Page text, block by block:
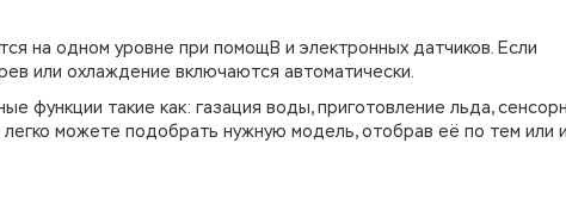
на одном уровне при помощB и электронных датчиков. Если
или охлаждение включаются автоматически.
функции такие как: газация воды, приготовление льда,
можете подобрать нужную модель, отобрав её по тем или